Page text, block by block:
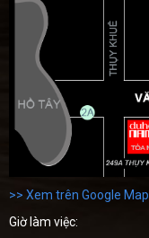
>> Xem trên Google Map
Giờ làm việc: